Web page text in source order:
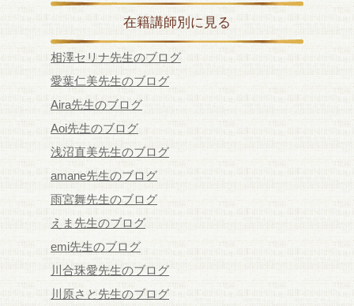
在籍講師別に見る
相澤セリナ先生のブログ
愛葉仁美先生のブログ
Aira先生のブログ
Aoi先生のブログ
浅沼直美先生のブログ
amane先生のブログ
雨宮舞先生のブログ
えま先生のブログ
emi先生のブログ
川合珠愛先生のブログ
川原さと先生のブログ